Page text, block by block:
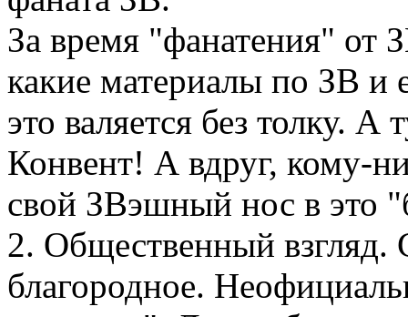
За время "фанатения" от
какие материалы по ЗВ и
это валяется без толку. А
Конвент! А вдруг, кому-
свой ЗВэшный нос в это
2. Общественный взгляд.
благородное.